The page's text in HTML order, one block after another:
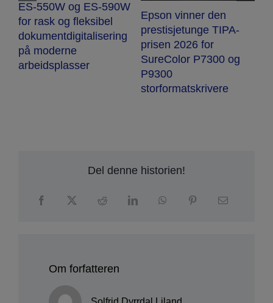
ES-550W og ES-590W
for rask og fleksibel
dokumentdigitalisering
på moderne
arbeidsplasser
Epson vinner den
prestisjetunge TIPA-
prisen 2026 for
SureColor P7300 og
P9300
storformatskrivere
Del denne historien!
Om forfatteren